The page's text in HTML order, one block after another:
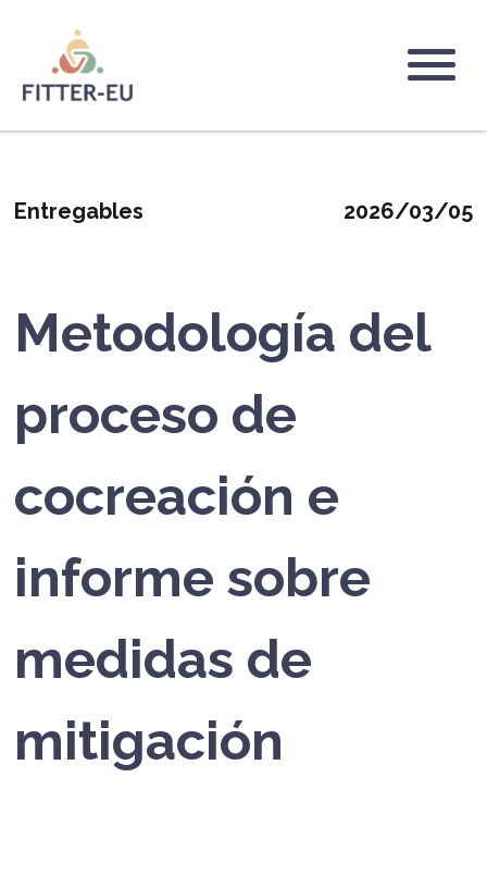
contenido
principal Logo
Entregables 2026/03/05
Metodología del
proceso de
cocreación e
informe sobre
medidas de
mitigación